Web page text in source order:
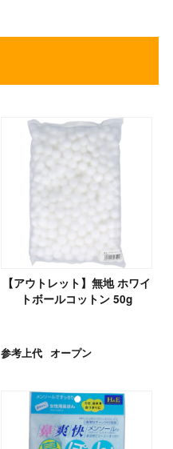
【アウトレット】無地 ホワイ
トボールコットン 50g
参考上代 オープン